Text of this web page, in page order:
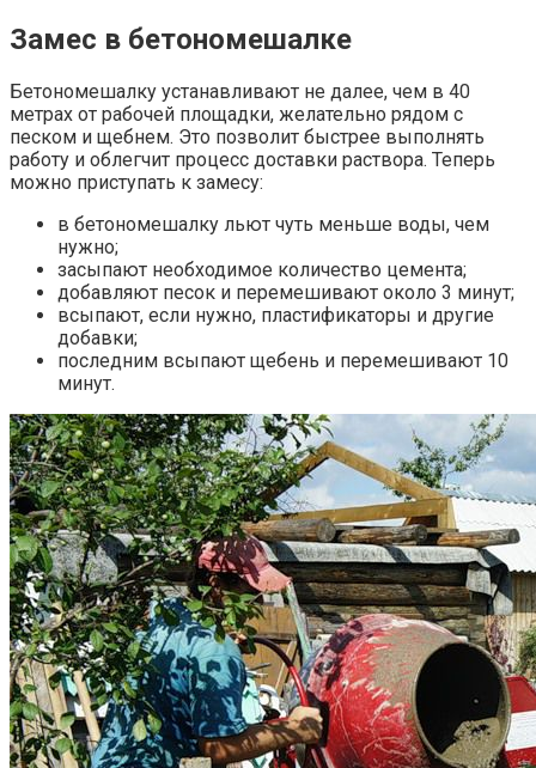
Замес в бетономешалке
Бетономешалку устанавливают не далее, чем в 40
метрах от рабочей площадки, желательно рядом с
песком и щебнем. Это позволит быстрее выполнять
работу и облегчит процесс доставки раствора. Теперь
можно приступать к замесу:
в бетономешалку льют чуть меньше воды, чем
нужно;
засыпают необходимое количество цемента;
добавляют песок и перемешивают около 3 минут;
всыпают, если нужно, пластификаторы и другие
добавки;
последним всыпают щебень и перемешивают 10
минут.